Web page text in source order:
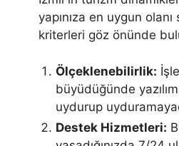
yapınıza en uygun
kriterleri göz önünde
Ölçeklenebilirlik:
büyüdüğünde
uydurup
Destek Hizmetleri: